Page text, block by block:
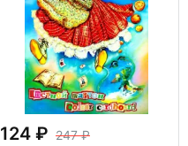
124
247